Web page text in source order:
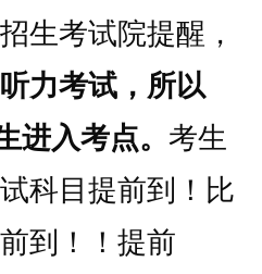
生考试院提醒，
力考试，所以
入考点。 考生
科目提前到！比
到！！提前